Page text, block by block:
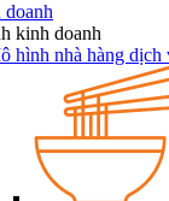
kinh doanh
hình nhà hàng dịch